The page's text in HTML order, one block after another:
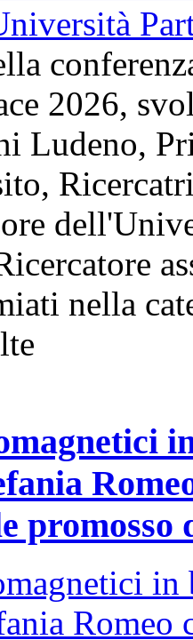
2026,
Ludeno,
nella
promosso